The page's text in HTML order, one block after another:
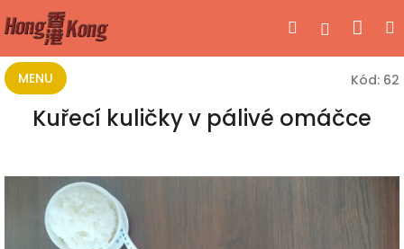
na
obsah
Hledat
MENU Kód: 62
Kuřecí kuličky v pálivé omáčce